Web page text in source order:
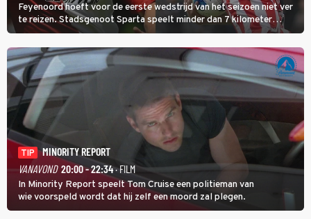
Feyenoord hoeft voor de eerste wedstrijd van het seizoen niet ver
te reizen. Stadsgenoot Sparta speelt minder dan 7 kilometer
verderop. Feyenoord trok de Spaanse spits Nacho Ferri aan van
KVC Westerlo uit België.
TIP
MINORITY REPORT
VANAVOND 20:00 - 22:34· FILM
In Minority Report speelt Tom Cruise een politieman van
wie voorspeld wordt dat hij zelf een moord zal plegen.